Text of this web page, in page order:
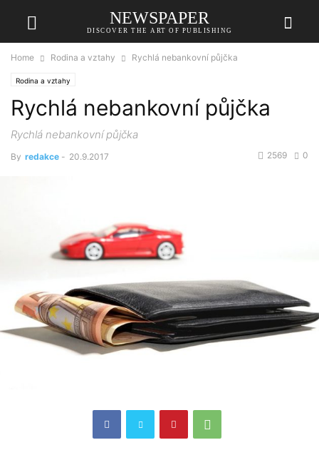
NEWSPAPER
DISCOVER THE ART OF PUBLISHING
Home Rodina a vztahy Rychlá nebankovní půjčka
Rodina a vztahy
Rychlá nebankovní půjčka
Rychlá nebankovní půjčka
By redakce - 20.9.2017 0
2569